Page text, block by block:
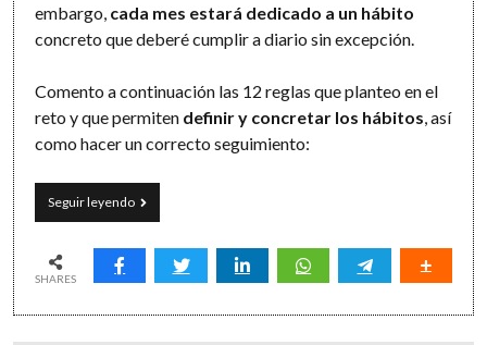
embargo, cada mes estará dedicado a un hábito
concreto que deberé cumplir a diario sin excepción.
Comento a continuación las 12 reglas que planteo en el
reto y que permiten definir y concretar los hábitos , así
como hacer un correcto seguimiento:
Seguir leyendo12
meses,
hábitos:
en
SHARES